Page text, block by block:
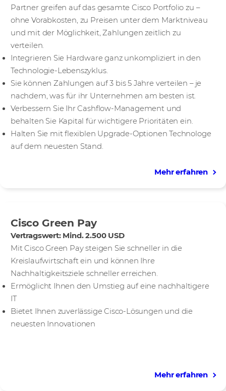
Partner greifen auf das gesamte Cisco Portfolio zu –
ohne Vorabkosten, zu Preisen unter dem Marktniveau
und mit der Möglichkeit, Zahlungen zeitlich zu
verteilen.
Integrieren Sie Hardware ganz unkompliziert in den
Technologie-Lebenszyklus.
Sie können Zahlungen auf 3 bis 5 Jahre verteilen – je
nachdem, was für ihr Unternehmen am besten ist.
Verbessern Sie Ihr Cashflow-Management und
behalten Sie Kapital für wichtigere Prioritäten ein.
Halten Sie mit flexiblen Upgrade-Optionen Technologe
auf dem neuesten Stand.
Mehr erfahren
Cisco Green Pay
Vertragswert: Mind. 2.500 USD
Mit Cisco Green Pay steigen Sie schneller in die
Kreislaufwirtschaft ein und können Ihre
Nachhaltigkeitsziele schneller erreichen.
Ermöglicht Ihnen den Umstieg auf eine nachhaltigere
IT
Bietet Ihnen zuverlässige Cisco-Lösungen und die
neuesten Innovationen
Mehr erfahren